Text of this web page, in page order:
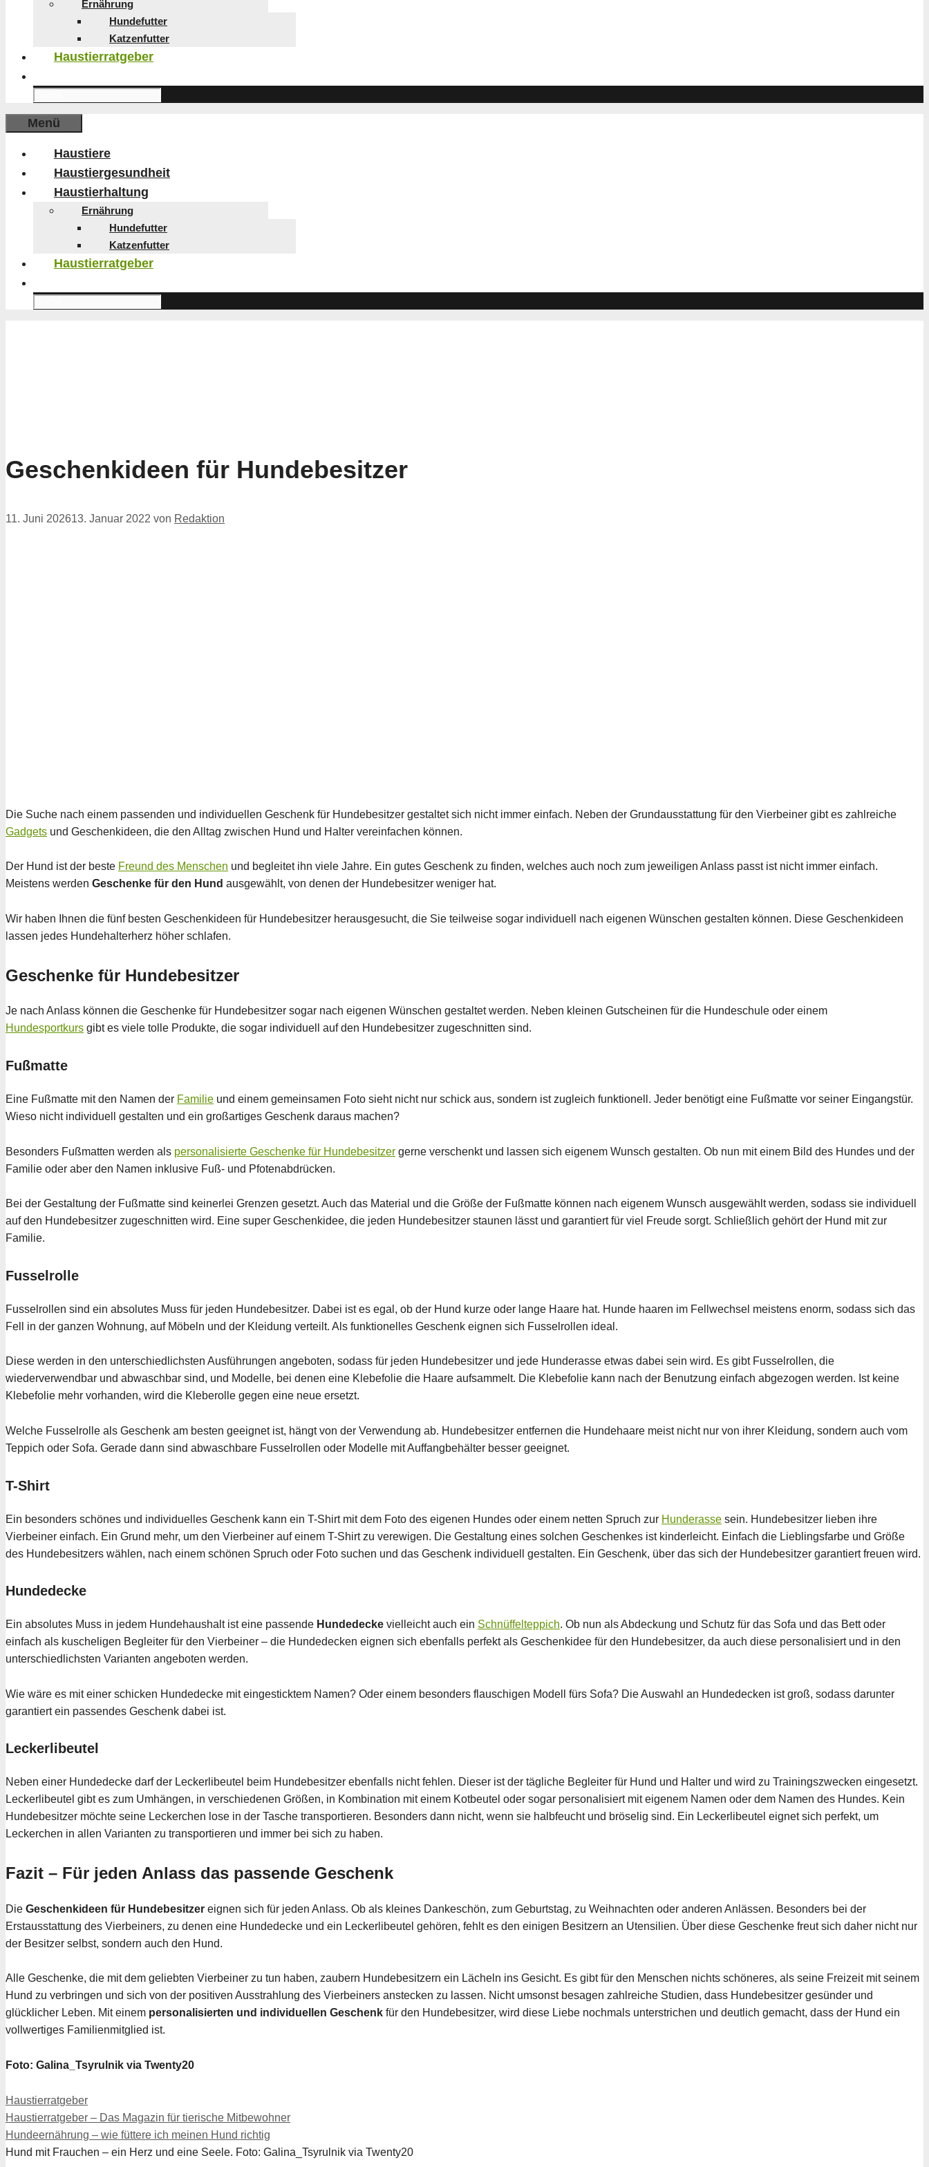
Ernährung
Hundefutter
Katzenfutter
Haustierratgeber
Menü
Haustiere
Haustiergesundheit
Haustierhaltung
Ernährung
Hundefutter
Katzenfutter
Haustierratgeber
Geschenkideen für Hundebesitzer
11. Juni 202613. Januar 2022 von Redaktion
Die Suche nach einem passenden und individuellen Geschenk für Hundebesitzer gestaltet sich nicht immer einfach. Neben der Grundausstattung für den Vierbeiner gibt es zahlreiche
Gadgets und Geschenkideen, die den Alltag zwischen Hund und Halter vereinfachen können.
Der Hund ist der beste Freund des Menschen und begleitet ihn viele Jahre. Ein gutes Geschenk zu finden, welches auch noch zum jeweiligen Anlass passt ist nicht immer einfach.
Meistens werden Geschenke für den Hund ausgewählt, von denen der Hundebesitzer weniger hat.
Wir haben Ihnen die fünf besten Geschenkideen für Hundebesitzer herausgesucht, die Sie teilweise sogar individuell nach eigenen Wünschen gestalten können. Diese Geschenkideen
lassen jedes Hundehalterherz höher schlafen.
Geschenke für Hundebesitzer
Je nach Anlass können die Geschenke für Hundebesitzer sogar nach eigenen Wünschen gestaltet werden. Neben kleinen Gutscheinen für die Hundeschule oder einem
Hundesportkurs gibt es viele tolle Produkte, die sogar individuell auf den Hundebesitzer zugeschnitten sind.
Fußmatte
Eine Fußmatte mit den Namen der Familie und einem gemeinsamen Foto sieht nicht nur schick aus, sondern ist zugleich funktionell. Jeder benötigt eine Fußmatte vor seiner Eingangstür.
Wieso nicht individuell gestalten und ein großartiges Geschenk daraus machen?
Besonders Fußmatten werden als personalisierte Geschenke für Hundebesitzer gerne verschenkt und lassen sich eigenem Wunsch gestalten. Ob nun mit einem Bild des Hundes und der
Familie oder aber den Namen inklusive Fuß- und Pfotenabdrücken.
Bei der Gestaltung der Fußmatte sind keinerlei Grenzen gesetzt. Auch das Material und die Größe der Fußmatte können nach eigenem Wunsch ausgewählt werden, sodass sie individuell
auf den Hundebesitzer zugeschnitten wird. Eine super Geschenkidee, die jeden Hundebesitzer staunen lässt und garantiert für viel Freude sorgt. Schließlich gehört der Hund mit zur
Familie.
Fusselrolle
Fusselrollen sind ein absolutes Muss für jeden Hundebesitzer. Dabei ist es egal, ob der Hund kurze oder lange Haare hat. Hunde haaren im Fellwechsel meistens enorm, sodass sich das
Fell in der ganzen Wohnung, auf Möbeln und der Kleidung verteilt. Als funktionelles Geschenk eignen sich Fusselrollen ideal.
Diese werden in den unterschiedlichsten Ausführungen angeboten, sodass für jeden Hundebesitzer und jede Hunderasse etwas dabei sein wird. Es gibt Fusselrollen, die
wiederverwendbar und abwaschbar sind, und Modelle, bei denen eine Klebefolie die Haare aufsammelt. Die Klebefolie kann nach der Benutzung einfach abgezogen werden. Ist keine
Klebefolie mehr vorhanden, wird die Kleberolle gegen eine neue ersetzt.
Welche Fusselrolle als Geschenk am besten geeignet ist, hängt von der Verwendung ab. Hundebesitzer entfernen die Hundehaare meist nicht nur von ihrer Kleidung, sondern auch vom
Teppich oder Sofa. Gerade dann sind abwaschbare Fusselrollen oder Modelle mit Auffangbehälter besser geeignet.
T-Shirt
Ein besonders schönes und individuelles Geschenk kann ein T-Shirt mit dem Foto des eigenen Hundes oder einem netten Spruch zur Hunderasse sein. Hundebesitzer lieben ihre
Vierbeiner einfach. Ein Grund mehr, um den Vierbeiner auf einem T-Shirt zu verewigen. Die Gestaltung eines solchen Geschenkes ist kinderleicht. Einfach die Lieblingsfarbe und Größe
des Hundebesitzers wählen, nach einem schönen Spruch oder Foto suchen und das Geschenk individuell gestalten. Ein Geschenk, über das sich der Hundebesitzer garantiert freuen wird.
Hundedecke
Ein absolutes Muss in jedem Hundehaushalt ist eine passende Hundedecke vielleicht auch ein Schnüffelteppich. Ob nun als Abdeckung und Schutz für das Sofa und das Bett oder
einfach als kuscheligen Begleiter für den Vierbeiner – die Hundedecken eignen sich ebenfalls perfekt als Geschenkidee für den Hundebesitzer, da auch diese personalisiert und in den
unterschiedlichsten Varianten angeboten werden.
Wie wäre es mit einer schicken Hundedecke mit eingesticktem Namen? Oder einem besonders flauschigen Modell fürs Sofa? Die Auswahl an Hundedecken ist groß, sodass darunter
garantiert ein passendes Geschenk dabei ist.
Leckerlibeutel
Neben einer Hundedecke darf der Leckerlibeutel beim Hundebesitzer ebenfalls nicht fehlen. Dieser ist der tägliche Begleiter für Hund und Halter und wird zu Trainingszwecken eingesetzt.
Leckerlibeutel gibt es zum Umhängen, in verschiedenen Größen, in Kombination mit einem Kotbeutel oder sogar personalisiert mit eigenem Namen oder dem Namen des Hundes. Kein
Hundebesitzer möchte seine Leckerchen lose in der Tasche transportieren. Besonders dann nicht, wenn sie halbfeucht und bröselig sind. Ein Leckerlibeutel eignet sich perfekt, um
Leckerchen in allen Varianten zu transportieren und immer bei sich zu haben.
Fazit – Für jeden Anlass das passende Geschenk
Die Geschenkideen für Hundebesitzer eignen sich für jeden Anlass. Ob als kleines Dankeschön, zum Geburtstag, zu Weihnachten oder anderen Anlässen. Besonders bei der
Erstausstattung des Vierbeiners, zu denen eine Hundedecke und ein Leckerlibeutel gehören, fehlt es den einigen Besitzern an Utensilien. Über diese Geschenke freut sich daher nicht nur
der Besitzer selbst, sondern auch den Hund.
Alle Geschenke, die mit dem geliebten Vierbeiner zu tun haben, zaubern Hundebesitzern ein Lächeln ins Gesicht. Es gibt für den Menschen nichts schöneres, als seine Freizeit mit seinem
Hund zu verbringen und sich von der positiven Ausstrahlung des Vierbeiners anstecken zu lassen. Nicht umsonst besagen zahlreiche Studien, dass Hundebesitzer gesünder und
glücklicher Leben. Mit einem personalisierten und individuellen Geschenk für den Hundebesitzer, wird diese Liebe nochmals unterstrichen und deutlich gemacht, dass der Hund ein
vollwertiges Familienmitglied ist.
Foto: Galina_Tsyrulnik via Twenty20
Kategorien
Haustierratgeber
Haustierratgeber – Das Magazin für tierische Mitbewohner
Hundeernährung – wie füttere ich meinen Hund richtig
Hund mit Frauchen – ein Herz und eine Seele. Foto: Galina_Tsyrulnik via Twenty20